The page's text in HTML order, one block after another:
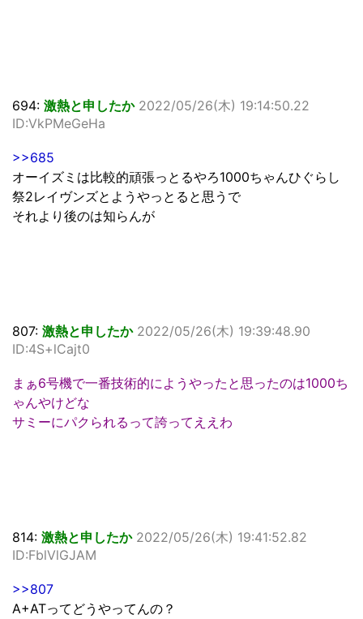
694: 激熱と申したか 2022/05/26(木) 19:14:50.22
ID:VkPMeGeHa
>>685
オーイズミは比較的頑張っとるやろ1000ちゃんひぐらし
祭2レイヴンズとようやっとると思うで
それより後のは知らんが
807: 激熱と申したか 2022/05/26(木) 19:39:48.90
ID:4S+lCajt0
まぁ6号機で一番技術的にようやったと思ったのは1000ち
ゃんやけどな
サミーにパクられるって誇ってええわ
814: 激熱と申したか 2022/05/26(木) 19:41:52.82
ID:FblVlGJAM
>>807
A+ATってどうやってんの？